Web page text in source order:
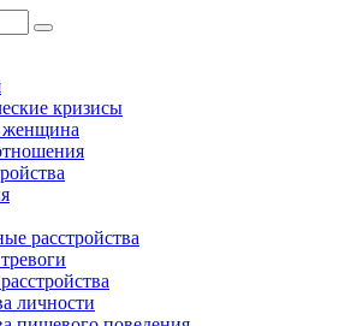
кризисы
расстройства
личности